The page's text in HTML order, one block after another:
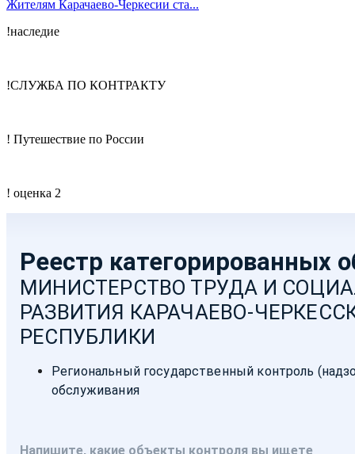
Жителям Карачаево-Черкесии ста...
!наследие
!СЛУЖБА ПО КОНТРАКТУ
! Путешествие по России
! оценка 2